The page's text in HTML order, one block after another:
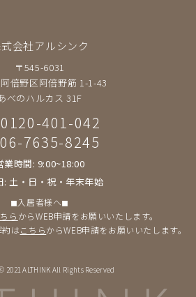
会社アルシンク
〒545-6031
倍野区阿倍野筋 1-1-43
べのハルカス 31F
0120-401-042
06-7635-8245
業時間: 9:00~18:00
: 土・日・祝・年末年始
◼︎入居者様へ◼︎
ら からWEB申請をお願いいたします。
はこちらからWEB申請をお願いいたします。
2021 ALTHINK All Rights Reserved